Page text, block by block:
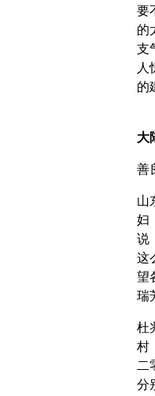
要
的
支
人
的
大
善
山
妇
说
这
望
瑞
杜
村
二
分